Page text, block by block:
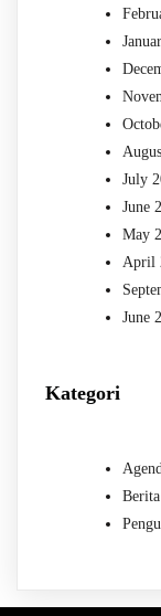
July
June
May
April
June
Kategori
Berita